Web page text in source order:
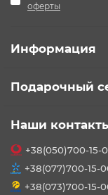
оферты
Информация
Подарочный
Наши
+38(050)700-15-
+38(077)700-15-
+38(073)700-15-